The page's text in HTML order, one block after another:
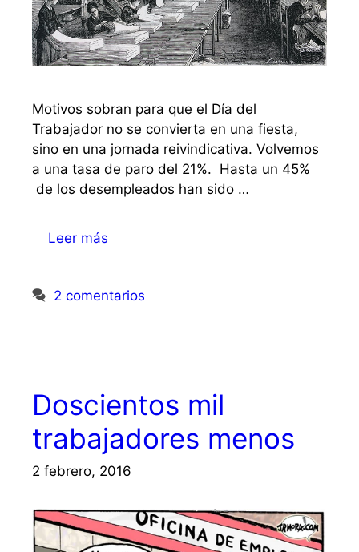
Motivos sobran para que el Día del
Trabajador no se convierta en una fiesta,
sino en una jornada reivindicativa. Volvemos
a una tasa de paro del 21%. Hasta un 45%
de los desempleados han sido …
Leer más
2 comentarios
Doscientos mil
trabajadores menos
2 febrero, 2016